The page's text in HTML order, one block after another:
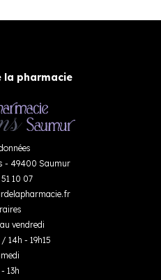
la pharmacie
- 49400 Saumur
10 07
vendredi
14h - 19h15
13h